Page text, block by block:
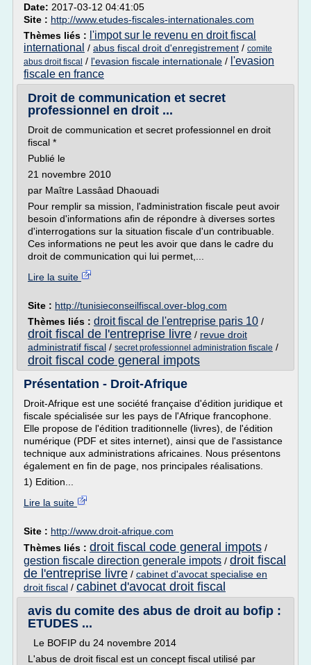
Date: 2017-03-12 04:41:05
Site : http://www.etudes-fiscales-internationales.com
Thèmes liés : l'impot sur le revenu en droit fiscal
international / abus fiscal droit d'enregistrement / comite
abus droit fiscal / l'evasion fiscale internationale / l'evasion
fiscale en france
Droit de communication et secret
professionnel en droit ...
Droit de communication et secret professionnel en droit
fiscal *
Publié le
21 novembre 2010
par Maître Lassâad Dhaouadi
Pour remplir sa mission, l'administration fiscale peut avoir
besoin d'informations afin de répondre à diverses sortes
d'interrogations sur la situation fiscale d'un contribuable.
Ces informations ne peut les avoir que dans le cadre du
droit de communication qui lui permet,...
Lire la suite
Site : http://tunisieconseilfiscal.over-blog.com
Thèmes liés : droit fiscal de l'entreprise paris 10 /
droit fiscal de l'entreprise livre / revue droit
administratif fiscal / secret professionnel administration fiscale /
droit fiscal code general impots
Présentation - Droit-Afrique
Droit-Afrique est une société française d'édition juridique et
fiscale spécialisée sur les pays de l'Afrique francophone.
Elle propose de l'édition traditionnelle (livres), de l'édition
numérique (PDF et sites internet), ainsi que de l'assistance
technique aux administrations africaines. Nous présentons
également en fin de page, nos principales réalisations.
1) Edition...
Lire la suite
Site : http://www.droit-afrique.com
Thèmes liés : droit fiscal code general impots /
gestion fiscale direction generale impots / droit fiscal
de l'entreprise livre / cabinet d'avocat specialise en
droit fiscal / cabinet d'avocat droit fiscal
avis du comite des abus de droit au bofip :
ETUDES ...
Le BOFIP du 24 novembre 2014
L'abus de droit fiscal est un concept fiscal utilisé par